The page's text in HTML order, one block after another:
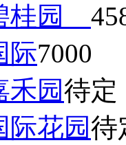
桂园
际7000
禾园待定
际花园待